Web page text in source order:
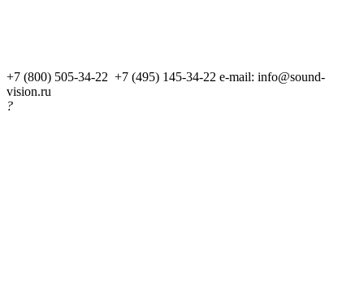
+7 (800) 505-34-22 +7 (495) 145-34-22 e-mail: info@sound-
vision.ru
?